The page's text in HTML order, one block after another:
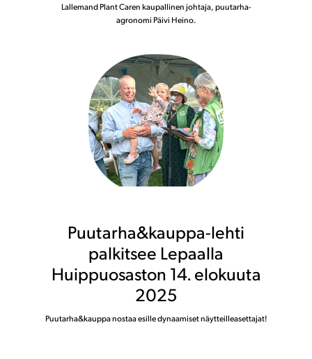
Lallemand Plant Caren kaupallinen johtaja, puutarha-
agronomi Päivi Heino.
Puutarha&kauppa-lehti
palkitsee Lepaalla
Huippuosaston 14. elokuuta
2025
Puutarha&kauppa nostaa esille dynaamiset näytteilleasettajat!